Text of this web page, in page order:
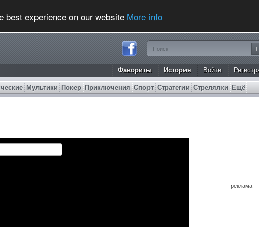
best experience on our website More info
Фавориты История Войти
Мультики Покер Приключения Спорт Стратегии Стрелялки Ещё
реклама